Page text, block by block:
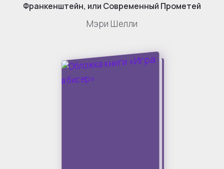
Франкенштейн, или Современный Прометей
Мэри Шелли